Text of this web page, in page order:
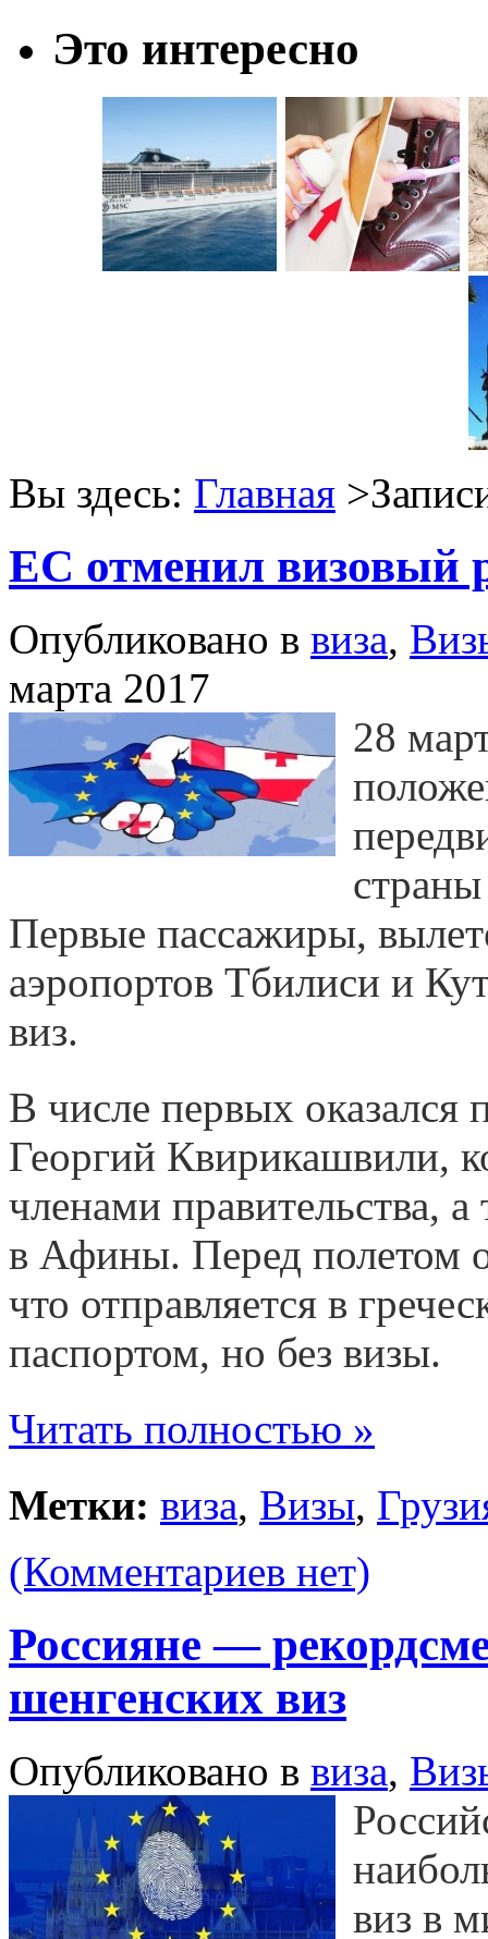
Это интересно
Вы здесь: Главная
ЕС отменил визовый
Опубликовано в виза,
марта 2017
28
Первые пассажиры,
аэропортов Тбилиси и
виз.
В числе первых оказался
Георгий Квирикашвили,
членами правительства,
в Афины. Перед полетом
что отправляется в
паспортом, но без визы.
Читать полностью »
Метки: виза, Визы,
(Комментариев нет)
Россияне —
шенгенских виз
Опубликовано в виза,
виз в